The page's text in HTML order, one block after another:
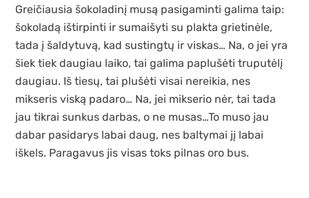
Greičiausia šokoladinį musą pasigaminti galima taip:
šokoladą ištirpinti ir sumaišyti su plakta grietinėle,
tada į šaldytuvą, kad sustingtų ir viskas… Na, o jei yra
šiek tiek daugiau laiko, tai galima paplušėti truputėlį
daugiau. Iš tiesų, tai plušėti visai nereikia, nes
mikseris viską padaro… Na, jei mikserio nėr, tai tada
jau tikrai sunkus darbas, o ne musas…To muso jau
dabar pasidarys labai daug, nes baltymai jį labai
iškels. Paragavus jis visas toks pilnas oro bus.